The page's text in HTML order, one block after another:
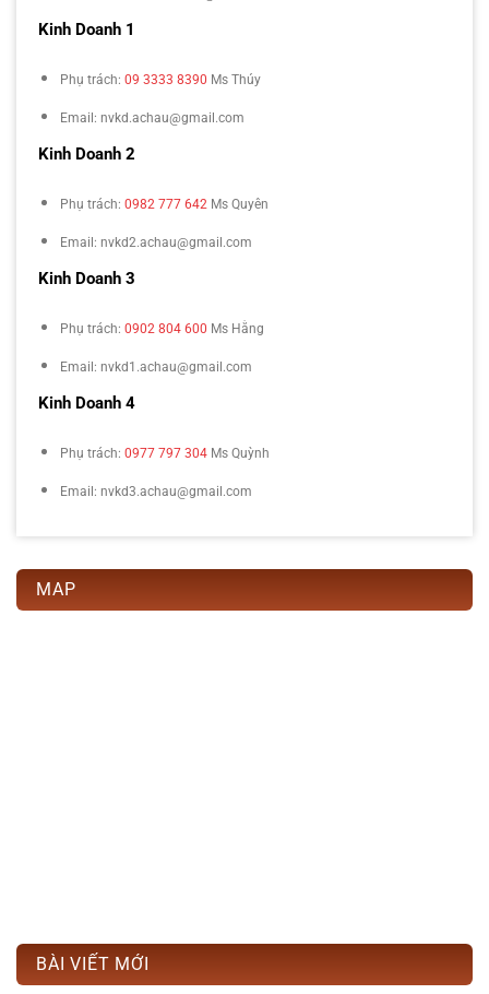
Kinh Doanh 1
Phụ trách: 09 3333 8390 Ms Thúy
Email: nvkd.achau@gmail.com
Kinh Doanh 2
Phụ trách: 0982 777 642 Ms Quyên
Email: nvkd2.achau@gmail.com
Kinh Doanh 3
Phụ trách: 0902 804 600 Ms Hằng
Email: nvkd1.achau@gmail.com
Kinh Doanh 4
Phụ trách: 0977 797 304 Ms Quỳnh
Email: nvkd3.achau@gmail.com
MAP
BÀI VIẾT MỚI